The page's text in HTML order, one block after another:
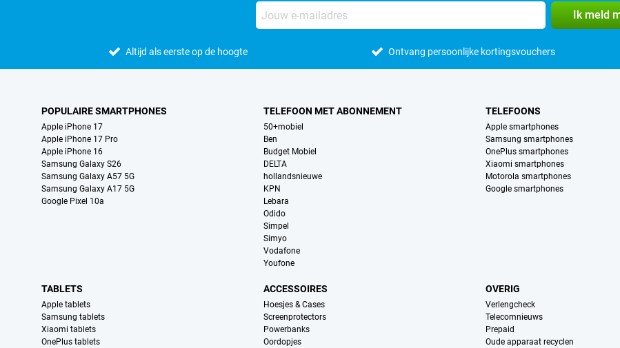
Ik meld
Altijd als eerste op de hoogte Ontvang persoonlijke kortingsvouchers
POPULAIRE SMARTPHONES
Apple iPhone 17
Apple iPhone 17 Pro
Apple iPhone 16
Samsung Galaxy S26
Samsung Galaxy A57 5G
Samsung Galaxy A17 5G
Google Pixel 10a
TELEFOON MET ABONNEMENT
50+mobiel
Ben
Budget Mobiel
DELTA
hollandsnieuwe
KPN
Lebara
Odido
Simpel
Simyo
Vodafone
Youfone
TELEFOONS
Apple smartphones
Samsung smartphones
OnePlus smartphones
Xiaomi smartphones
Motorola smartphones
Google smartphones
TABLETS
Apple tablets
Samsung tablets
Xiaomi tablets
OnePlus tablets
ACCESSOIRES
Hoesjes & Cases
Screenprotectors
Powerbanks
Oordopjes
OVERIG
Verlengcheck
Telecomnieuws
Prepaid
Oude apparaat recyclen